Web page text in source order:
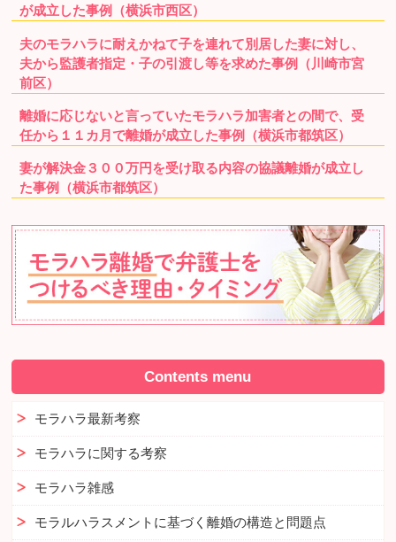
が成立した事例（横浜市西区）
夫のモラハラに耐えかねて子を連れて別居した妻に対し、
夫から監護者指定・子の引渡し等を求めた事例（川崎市宮
前区）
離婚に応じないと言っていたモラハラ加害者との間で、受
任から１１カ月で離婚が成立した事例（横浜市都筑区）
妻が解決金３００万円を受け取る内容の協議離婚が成立し
た事例（横浜市都筑区）
Contents menu
モラハラ最新考察
モラハラに関する考察
モラハラ雑感
モラルハラスメントに基づく離婚の構造と問題点